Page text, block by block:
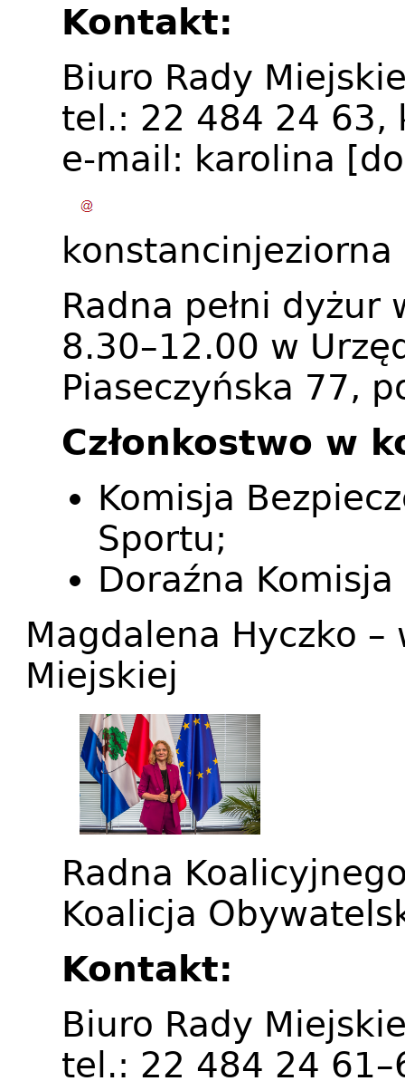
Kontakt:
Biuro Rady
tel.: 22 484 24 63,
e-mail: karolina
konstancinjeziorna
Radna pełni dyżur
8.30–12.00 w
Piaseczyńska 77,
Członkostwo w
Komisja
Sportu;
Doraźna
Magdalena Hyczko
Miejskiej
Radna
Koalicja
Kontakt:
Biuro Rady
tel.: 22 484 24